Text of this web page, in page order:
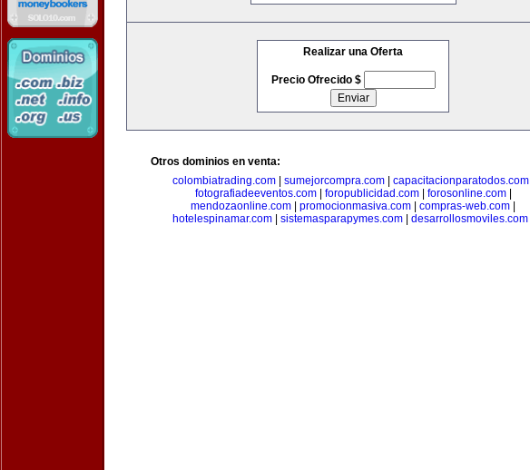
Realizar una Oferta
Precio Ofrecido $
Otros dominios en venta:
colombiatrading.com| sumejorcompra.com| capacitacionparatodos.com|
fotografiadeeventos.com| foropublicidad.com| forosonline.com|
mendozaonline.com
promocionmasiva.com compras-web.com
hotelespinamar.com
sistemasparapymes.com desarrollosmoviles.com